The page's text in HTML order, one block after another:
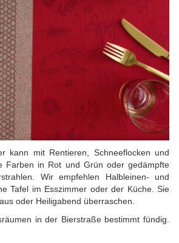
kann mit Rentieren, Schneeflocken und
Farben in Rot und Grün oder gedämpfte
Wir empfehlen Halbleinen- und
Tafel im Esszimmer oder der Küche. Sie
oder Heiligabend überraschen.
in der Bierstraße bestimmt fündig.